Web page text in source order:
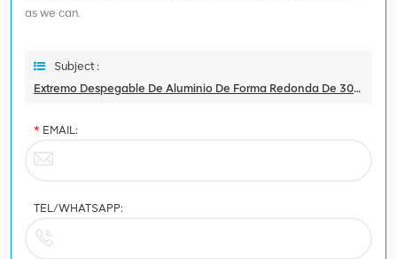
as we can.
Subject :
Extremo Despegable De Aluminio De Forma Redonda De 307 # 83 Mm
* EMAIL:
TEL/WHATSAPP: